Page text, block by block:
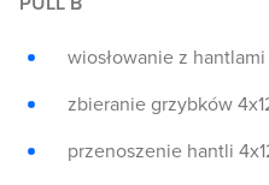
wiosłowanie z
zbieranie grzybków
przenoszenie hantli